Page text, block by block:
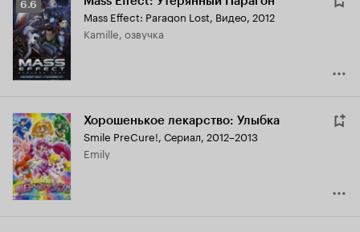
Рейтинг
Кинопоиска
6.6
6.6
Mass Effect: Paragon Lost, Видео, 2012
Kamille, озвучка
Хорошенькое лекарство: Улыбка
Smile PreCure!, Сериал, 2012–2013
Emily